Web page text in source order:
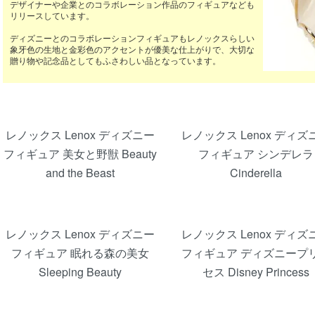
デザイナーや企業とのコラボレーション作品のフィギュアなども
リリースしています。
ディズニーとのコラボレーションフィギュアもレノックスらしい
象牙色の生地と金彩色のアクセントが優美な仕上がりで、大切な
贈り物や記念品としてもふさわしい品となっています。
カテゴリー一覧
レノックス Lenox ディズニー
フィギュア 美女と野獣 Beauty
and the Beast
レノックス Lenox ディズ
フィギュア シンデレラ
Cinderella
レノックス Lenox ディズニー
フィギュア 眠れる森の美女
Sleeping Beauty
レノックス Lenox ディズ
フィギュア ディズニープ
セス Disney Princess